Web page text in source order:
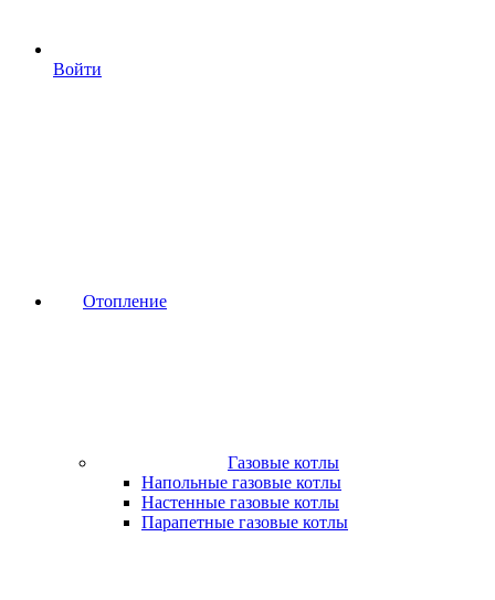
Войти
Отопление
Газовые котлы
Напольные газовые котлы
Настенные газовые котлы
Парапетные газовые котлы